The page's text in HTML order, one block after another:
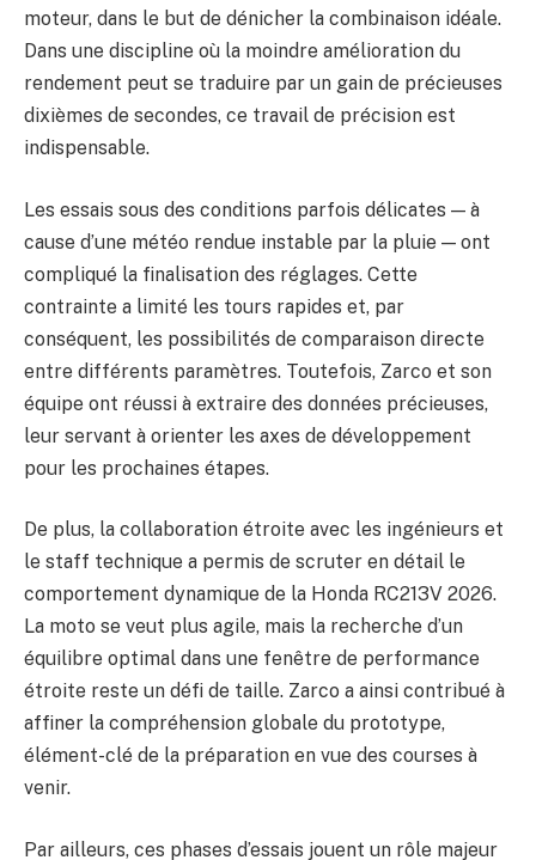
moteur, dans le but de dénicher la combinaison idéale.
Dans une discipline où la moindre amélioration du
rendement peut se traduire par un gain de précieuses
dixièmes de secondes, ce travail de précision est
indispensable.
Les essais sous des conditions parfois délicates — à
cause d’une météo rendue instable par la pluie — ont
compliqué la finalisation des réglages. Cette
contrainte a limité les tours rapides et, par
conséquent, les possibilités de comparaison directe
entre différents paramètres. Toutefois, Zarco et son
équipe ont réussi à extraire des données précieuses,
leur servant à orienter les axes de développement
pour les prochaines étapes.
De plus, la collaboration étroite avec les ingénieurs et
le staff technique a permis de scruter en détail le
comportement dynamique de la Honda RC213V 2026.
La moto se veut plus agile, mais la recherche d’un
équilibre optimal dans une fenêtre de performance
étroite reste un défi de taille. Zarco a ainsi contribué à
affiner la compréhension globale du prototype,
élément-clé de la préparation en vue des courses à
venir.
Par ailleurs, ces phases d’essais jouent un rôle majeur